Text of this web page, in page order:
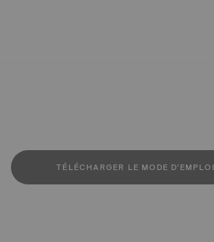
TÉLÉCHARGER LE MODE D'EMPLOI